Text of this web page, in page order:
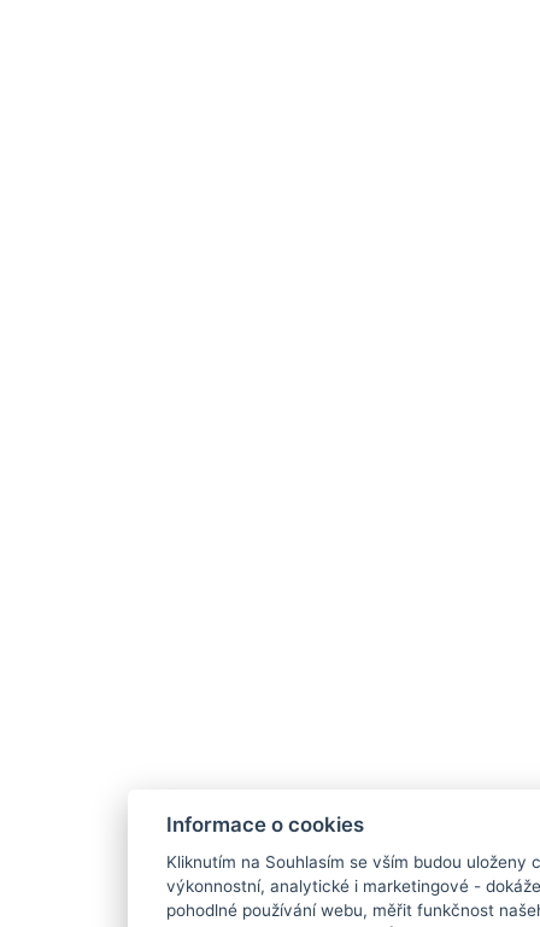
Informace o cookies
Kliknutím na Souhlasím se vším budou uloženy
výkonnostní, analytické i marketingové -
pohodlné používání webu, měřit funkčnost